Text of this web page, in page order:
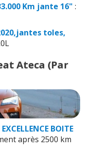
Km jante 16" :
toles,
Ateca (Par
BOITE
après 2500 km